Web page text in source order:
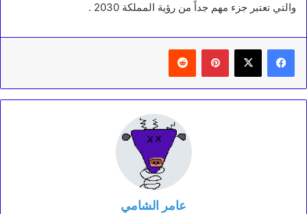
والتي تعتبر جزء مهم جداً من رؤية المملكة 2030 .
بينتيريست
عامر الشامي